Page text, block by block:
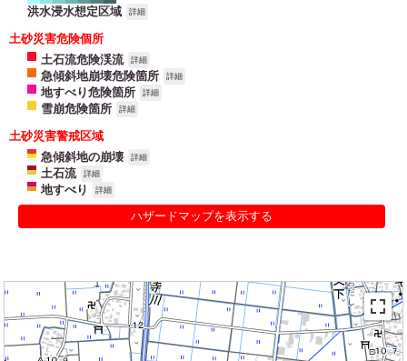
洪水浸水想定区域 詳細
土砂災害危険個所
土石流危険渓流
詳細
急傾斜地崩壊危険箇所 詳細
地すべり危険箇所 詳細
雪崩危険箇所 詳細
土砂災害警戒区域
急傾斜地の崩壊
詳細
土石流 詳細
地すべり 詳細
ハザードマップを表示する